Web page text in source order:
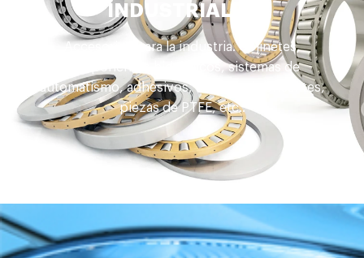
INDUSTRIALES
Accesorios para la industria. Cojinetes,
componentes hidráulicos, sistemas de
automatismo, adhesivos, aceites y lubricantes,
piezas de PTFE, etc..